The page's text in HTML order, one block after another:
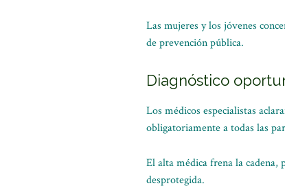
Las mujeres y los jóvenes
de prevención pública.
Diagnóstico
Los médicos especialistas
obligatoriamente a todas las
El alta médica frena la
desprotegida.